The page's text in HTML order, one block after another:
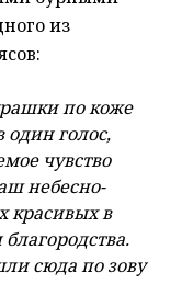
из
по коже
один голос,
чувство
небесно-
красивых в
сюда по зову